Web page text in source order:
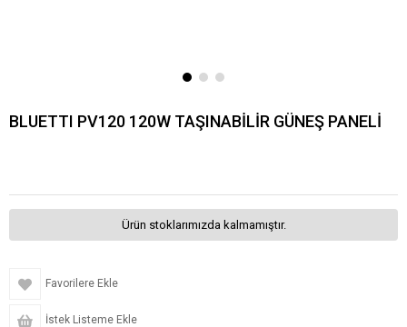
BLUETTI PV120 120W TAŞINABİLİR GÜNEŞ PANELİ
Ürün stoklarımızda kalmamıştır.
Favorilere Ekle
İstek Listeme Ekle